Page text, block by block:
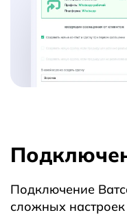
Подключение
сложных настроек